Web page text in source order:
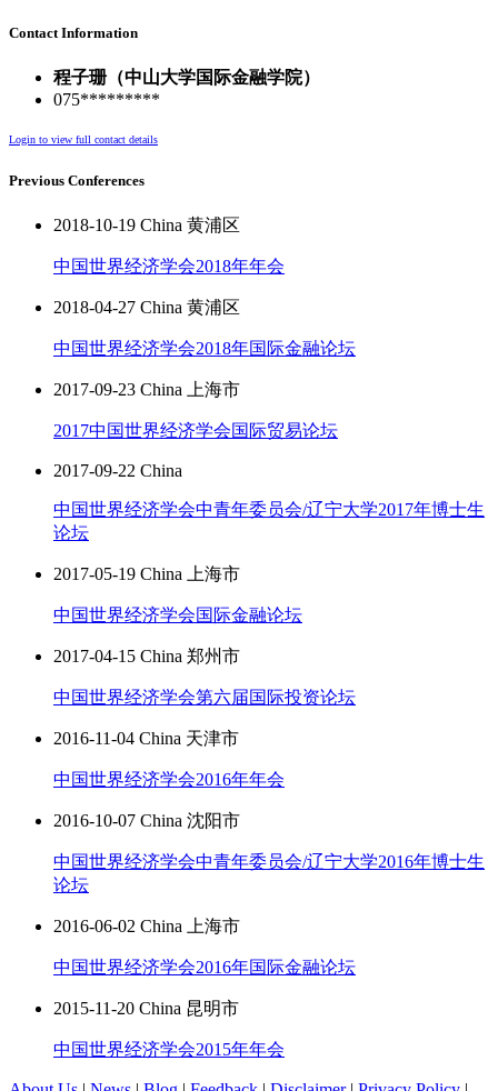
Contact Information
程子珊（中山大学国际金融学院）
075*********
Login to view full contact details
Previous Conferences
2018-10-19 China 黄浦区
中国世界经济学会2018年年会
2018-04-27 China 黄浦区
中国世界经济学会2018年国际金融论坛
2017-09-23 China 上海市
2017中国世界经济学会国际贸易论坛
2017-09-22 China
中国世界经济学会中青年委员会/辽宁大学2017年博士生
论坛
2017-05-19 China 上海市
中国世界经济学会国际金融论坛
2017-04-15 China 郑州市
中国世界经济学会第六届国际投资论坛
2016-11-04 China 天津市
中国世界经济学会2016年年会
2016-10-07 China 沈阳市
中国世界经济学会中青年委员会/辽宁大学2016年博士生
论坛
2016-06-02 China 上海市
中国世界经济学会2016年国际金融论坛
2015-11-20 China 昆明市
中国世界经济学会2015年年会